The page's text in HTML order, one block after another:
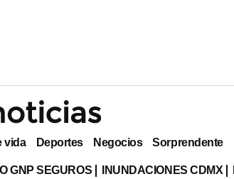
vida Deportes Negocios Sorprendente
GNP SEGUROS INUNDACIONES CDMX